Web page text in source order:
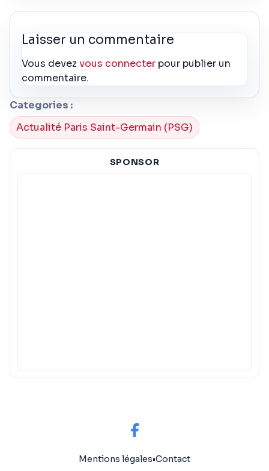
Laisser un commentaire
Vous devezvous connecter pour publier un
commentaire.
Categories :
Actualité Paris Saint-Germain (PSG)
SPONSOR
Mentions légales•Contact